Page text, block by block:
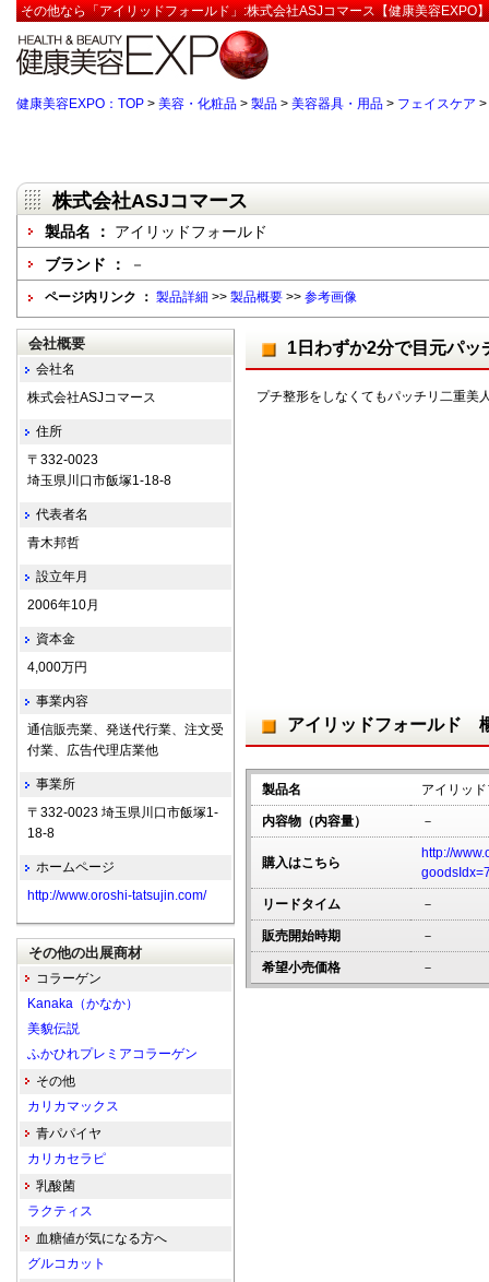
その他なら「アイリッドフォールド」:株式会社ASJコマース【健康美容EXPO】
健康美容EXPO：TOP > 美容・化粧品 > 製品 > 美容器具・用品 > フェイスケア >
株式会社ASJコマース
製品名 ： アイリッドフォールド
ブランド ：
－
ページ内リンク ： 製品詳細 >> 製品概要 >> 参考画像
1日わずか2分で目元パッ
プチ整形をしなくてもパッチリ二重美
アイリッドフォールド
製品名 アイリッ
内容物（内容量） －
購入はこちら
http://
リードタイム －
販売開始時期 －
希望小売価格 －
会社概要
会社名
株式会社ASJコマース
住所
〒332-0023
埼玉県川口市飯塚1-18-8
代表者名
青木邦哲
設立年月
2006年10月
資本金
4,000万円
事業内容
通信販売業、発送代行業、注文受
付業、広告代理店業他
事業所
〒332-0023 埼玉県川口市飯塚1-
18-8
ホームページ
http://www.oroshi-tatsujin.com/
その他の出展商材
コラーゲン
Kanaka（かなか）
美貌伝説
ふかひれプレミアコラーゲン
その他
カリカマックス
青パパイヤ
カリカセラピ
乳酸菌
ラクティス
血糖値が気になる方へ
グルコカット